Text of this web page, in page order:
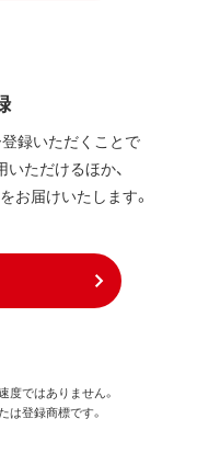
録いただくことで
ただけるほか、
お届けいたします。
ではありません。
登録商標です。